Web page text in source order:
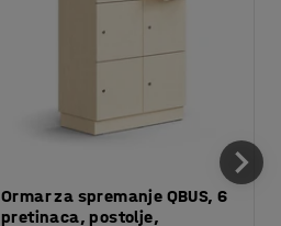
Ormar za spremanje QBUS, 6
pretinaca, postolje,